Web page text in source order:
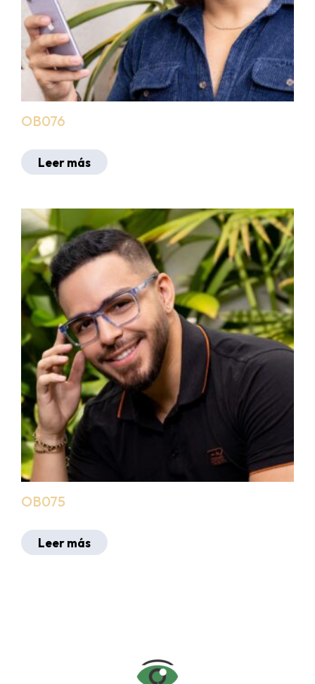
OB076
Leer más
OB075
Leer más